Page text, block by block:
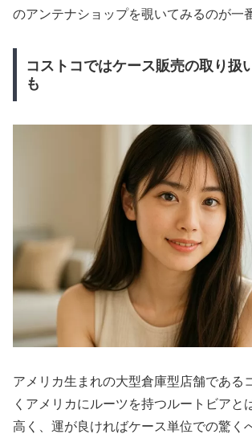
のアンテナショップを覗いてみるのが一
コストコではケース販売の取り扱
も
アメリカ生まれの大型倉庫型店舗である
くアメリカにルーツを持つルートビアと
高く、運が良ければケース単位での驚く